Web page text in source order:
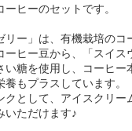
ヒーのセットです。
リー」は、有機栽培のコ
ヒー豆から、「スイ
糖を使用し、コーヒー
もプラスしています。
として、アイスクリー
いただけます♪